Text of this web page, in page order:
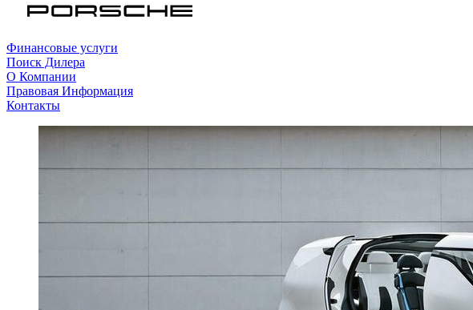
Финансовые услуги
Поиск Дилера
О Компании
Правовая Информация
Контакты